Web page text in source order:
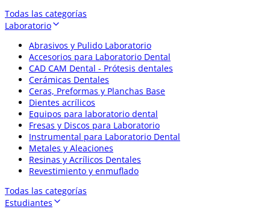
Todas las categorías
Laboratorio
Abrasivos y Pulido Laboratorio
Accesorios para Laboratorio Dental
CAD CAM Dental - Prótesis dentales
Cerámicas Dentales
Ceras, Preformas y Planchas Base
Dientes acrílicos
Equipos para laboratorio dental
Fresas y Discos para Laboratorio
Instrumental para Laboratorio Dental
Metales y Aleaciones
Resinas y Acrílicos Dentales
Revestimiento y enmuflado
Todas las categorías
Estudiantes